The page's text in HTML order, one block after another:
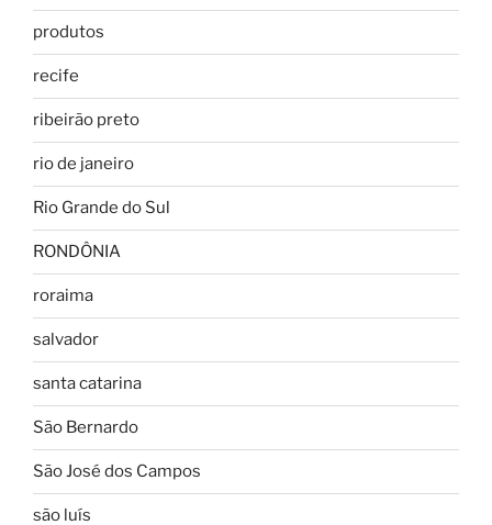
produtos
recife
ribeirão preto
rio de janeiro
Rio Grande do Sul
RONDÔNIA
roraima
salvador
santa catarina
São Bernardo
São José dos Campos
são luís